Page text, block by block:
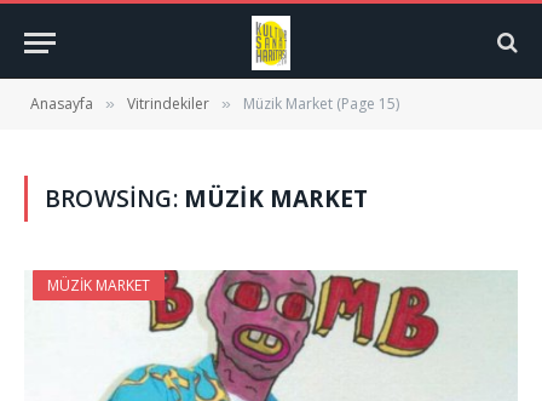
Anasayfa » Vitrindekiler » Müzik Market (Page 15)
BROWSING: MÜZIK MARKET
MÜZIK MARKET